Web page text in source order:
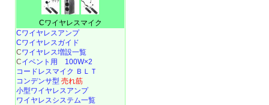
Cワイヤレスマイク
Cワイヤレスアンプ
Cワイヤレスガイド
Cワイヤレス増設一覧
Cイベント用 100W×2
コードレスマイク ＢＬＴ
コンデンサ型 売れ筋
小型ワイヤレスアンプ
ワイヤレスシステム一覧